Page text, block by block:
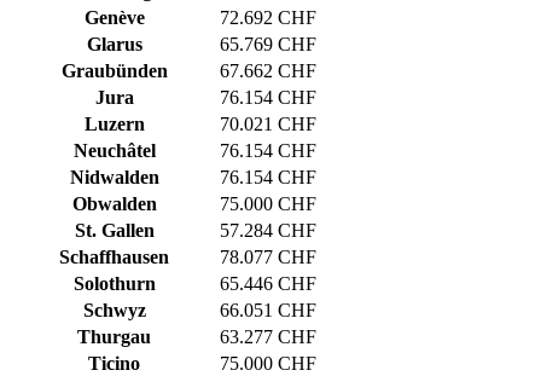
Genève
72.692 CHF
Glarus
65.769 CHF
Graubünden
67.662 CHF
Jura
76.154 CHF
Luzern
70.021 CHF
Neuchâtel
76.154 CHF
Nidwalden
76.154 CHF
Obwalden
75.000 CHF
St. Gallen
57.284 CHF
Schaffhausen
78.077 CHF
Solothurn
65.446 CHF
Schwyz
66.051 CHF
Thurgau
63.277 CHF
Ticino
75.000 CHF